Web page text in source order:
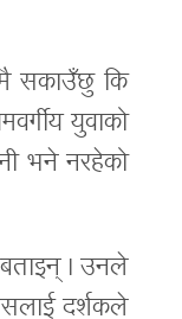
सकाउँछु कि
युवाको
भने नरहेको
। उनले
दर्शकले